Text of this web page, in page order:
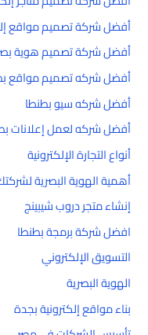
أفضل شركة تصميم مواقع
أفضل شركة تصميم هوية
أفضل شركه تصميم مواقع
أفضل شركه سيو بطنطا
أفضل شركه لعمل إعلانات
أنواع التجارة الإلكترونية
أهمية الهوية البصرية
إنشاء متجر دروب شيبينج
افضل شركة برمجة بطنطا
التسويق الإلكتروني
الهوية البصرية
بناء مواقع إلكترونية بجدة